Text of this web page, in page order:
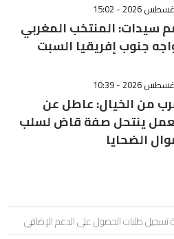
سيدات: المنتخب المغربي
جنوب إفريقيا السبت
من الخيال: عاطل عن
ينتحل صفة قاض لسلب
الضحايا
طلبات الحصول على الدعم الإضافي